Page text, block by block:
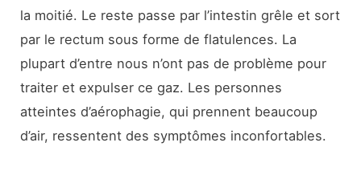
la moitié. Le reste passe par l’intestin grêle et sort
par le rectum sous forme de flatulences. La
plupart d’entre nous n’ont pas de problème pour
traiter et expulser ce gaz. Les personnes
atteintes d’aérophagie, qui prennent beaucoup
d’air, ressentent des symptômes inconfortables.